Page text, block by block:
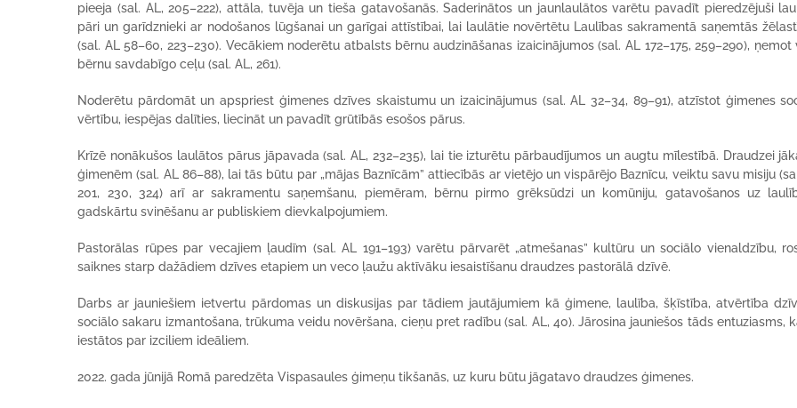
pieeja (sal. AL, 205–222), attāla, tuvēja un tieša gatavošanās. Saderinātos un jaunlaulātos varētu pavadīt pieredzējuši
pāri un garīdznieki ar nodošanos lūgšanai un garīgai attīstībai, lai laulātie novērtētu Laulības sakramentā saņemtās
(sal. AL 58–60, 223–230). Vecākiem noderētu atbalsts bērnu audzināšanas izaicinājumos (sal. AL 172–175, 259–290), ņemot
bērnu savdabīgo ceļu (sal. AL, 261).
Noderētu pārdomāt un apspriest ģimenes dzīves skaistumu un izaicinājumus (sal. AL 32–34, 89–91), atzīstot ģimenes
vērtību, iespējas dalīties, liecināt un pavadīt grūtībās esošos pārus.
Krīzē nonākušos laulātos pārus jāpavada (sal. AL, 232–235), lai tie izturētu pārbaudījumos un augtu mīlestībā. Draudzei
ģimenēm (sal. AL 86–88), lai tās būtu par „mājas Baznīcām” attiecībās ar vietējo un vispārējo Baznīcu, veiktu savu misiju
201, 230, 324) arī ar sakramentu saņemšanu, piemēram, bērnu pirmo grēksūdzi un komūniju, gatavošanos uz
gadskārtu svinēšanu ar publiskiem dievkalpojumiem.
Pastorālas rūpes par vecajiem ļaudīm (sal. AL 191–193) varētu pārvarēt „atmešanas” kultūru un sociālo vienaldzību,
saiknes starp dažādiem dzīves etapiem un veco ļaužu aktīvāku iesaistīšanu draudzes pastorālā dzīvē.
Darbs ar jauniešiem ietvertu pārdomas un diskusijas par tādiem jautājumiem kā ģimene, laulība, šķīstība, atvērtība
sociālo sakaru izmantošana, trūkuma veidu novēršana, cieņu pret radību (sal. AL, 40). Jārosina jauniešos tāds entuziasms,
iestātos par izciliem ideāliem.
2022. gada jūnijā Romā paredzēta Vispasaules ģimeņu tikšanās, uz kuru būtu jāgatavo draudzes ģimenes.